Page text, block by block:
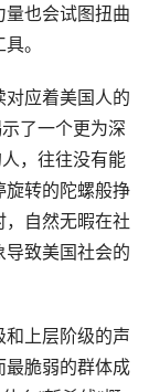
也会试图扭曲
。
应着美国人的
了一个更为深
，往往没有能
旋转的陀螺般挣
自然无暇在社
致美国社会的
上层阶级的声
最脆弱的群体成